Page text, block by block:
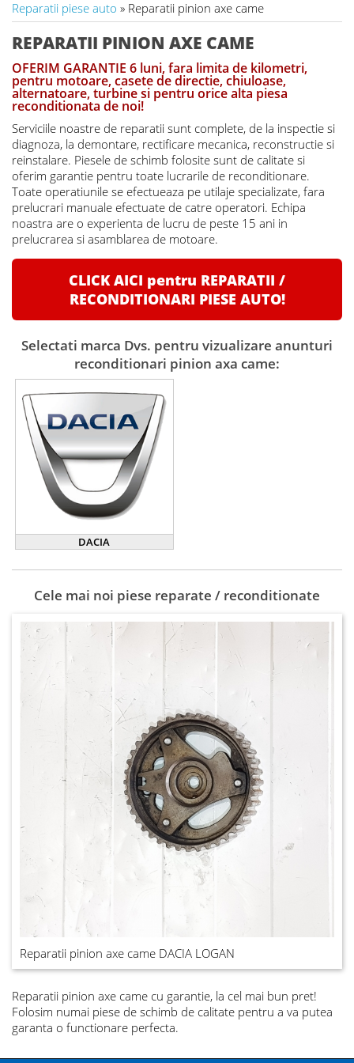
Reparatii piese auto » Reparatii pinion axe came
REPARATII PINION AXE CAME
OFERIM GARANTIE 6 luni, fara limita de kilometri,
pentru motoare, casete de directie, chiuloase,
alternatoare, turbine si pentru orice alta piesa
reconditionata de noi!
Serviciile noastre de reparatii sunt complete, de la inspectie si
diagnoza, la demontare, rectificare mecanica, reconstructie si
reinstalare. Piesele de schimb folosite sunt de calitate si
oferim garantie pentru toate lucrarile de reconditionare.
Toate operatiunile se efectueaza pe utilaje specializate, fara
prelucrari manuale efectuate de catre operatori. Echipa
noastra are o experienta de lucru de peste 15 ani in
prelucrarea si asamblarea de motoare.
CLICK AICI pentru REPARATII /
RECONDITIONARI PIESE AUTO!
Selectati marca Dvs. pentru vizualizare anunturi
reconditionari pinion axa came:
DACIA
Cele mai noi piese reparate / reconditionate
Reparatii pinion axe came DACIA LOGAN
Reparatii pinion axe camecu garantie, la cel mai bun pret!
Folosim numai piese de schimb de calitate pentru a va putea
garanta o functionare perfecta.